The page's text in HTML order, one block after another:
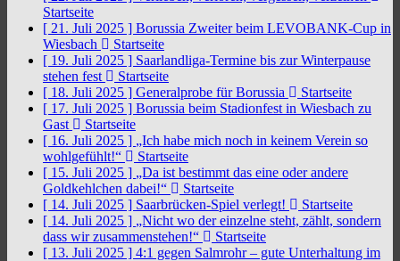
Startseite
[ 21. Juli 2025 ] Borussia Zweiter beim LEVOBANK-Cup in
Wiesbach
Startseite
[ 19. Juli 2025 ] Saarlandliga-Termine bis zur Winterpause
stehen fest
Startseite
[ 18. Juli 2025 ] Generalprobe für Borussia
Startseite
[ 17. Juli 2025 ] Borussia beim Stadionfest in Wiesbach zu
Gast
Startseite
[ 16. Juli 2025 ] „Ich habe mich noch in keinem Verein so
wohlgefühlt!“
Startseite
[ 15. Juli 2025 ] „Da ist bestimmt das eine oder andere
Goldkehlchen dabei!“
Startseite
[ 14. Juli 2025 ] Saarbrücken-Spiel verlegt!
Startseite
[ 14. Juli 2025 ] „Nicht wo der einzelne steht, zählt, sondern
dass wir zusammenstehen!“
Startseite
[ 13. Juli 2025 ] 4:1 gegen Salmrohr – gute Unterhaltung im